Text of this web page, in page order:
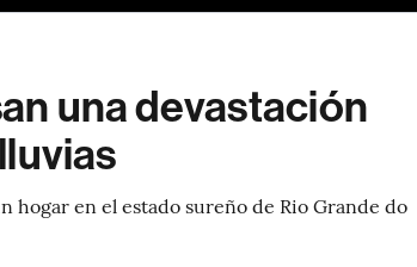
una devastación
hogar en el estado sureño de Rio Grande do